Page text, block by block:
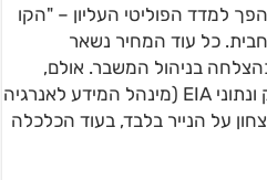
מחיר הנפט הגולמי מסוג WTI הפך למדד הפוליטי העליון – "הקו
על 100 דולר לחבית. כל עוד המחיר נשאר
בניהול המשבר. אולם,
בדיקה מעמיקה של נתוני השוק ונתוני EIA (מינהל המידע לאנרגיה
על הנייר בלבד, בעוד הכלכלה